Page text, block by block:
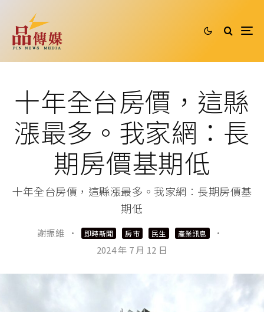
十年全台房價，這縣
漲最多。我家網：長
期房價基期低
十年全台房價，這縣漲最多。我家網：長期房價基
期低
謝振維 · 即時新聞 房市 民生 產業訊息
·
2024 年 7 月 12 日